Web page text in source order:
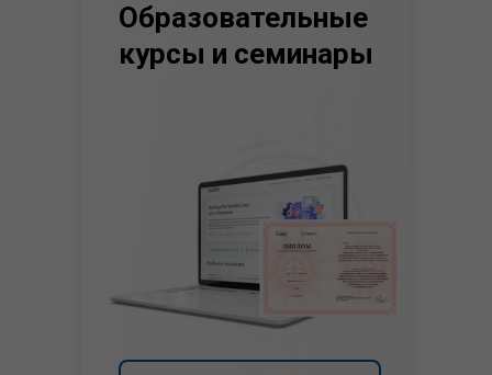
Образовательные
курсы и семинары